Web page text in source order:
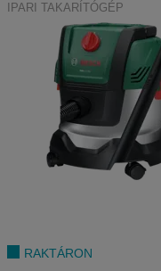
IPARI TAKARÍTÓGÉP
RAKTÁRON